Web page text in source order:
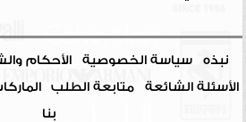
نبذه سياسة الخصوصية الأحكام
الأسئلة الشائعة
متابعة الطلب
بنا